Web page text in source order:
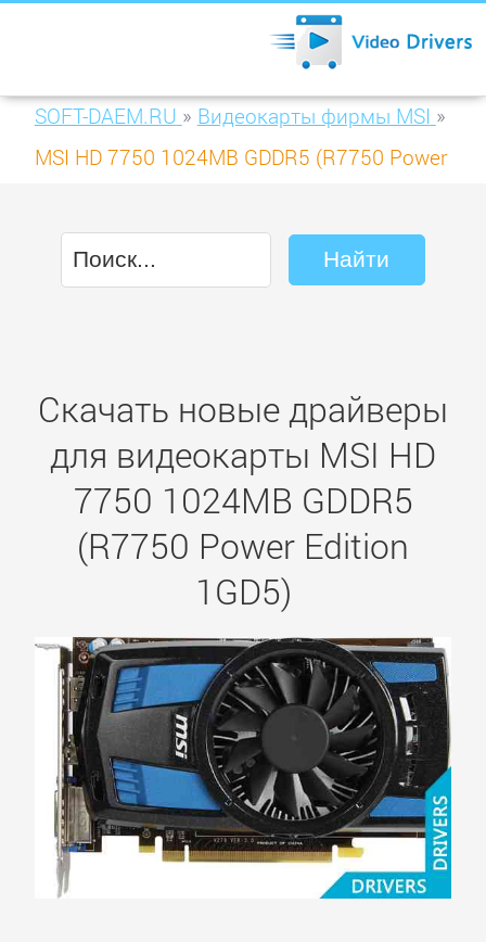
SOFT-DAEM.RU » Видеокарты фирмы MSI »
MSI HD 7750 1024MB GDDR5 (R7750 Power
Скачать новые драйверы
для видеокарты MSI HD
7750 1024MB GDDR5
(R7750 Power Edition
1GD5)